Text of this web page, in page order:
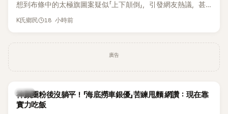
想到布條中的太極旗圖案疑似「上下顛倒」，引發網友熱議，甚
至連Super Junior成員金希澈都忍不住留言痛批。仁川市最後
K氏鄉民 18 小時前
廣告
生活
神顏圈粉後沒躺平！「海底撈車銀優」苦練甩麵 網讚：現在靠
實力吃飯